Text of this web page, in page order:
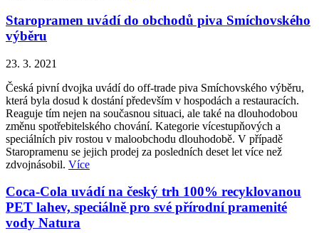
Staropramen uvádí do obchodů piva Smíchovského
výběru
23. 3. 2021
Česká pivní dvojka uvádí do off-trade piva Smíchovského výběru,
která byla dosud k dostání především v hospodách a restauracích.
Reaguje tím nejen na současnou situaci, ale také na dlouhodobou
změnu spotřebitelského chování. Kategorie vícestupňových a
speciálních piv rostou v maloobchodu dlouhodobě. V případě
Staropramenu se jejich prodej za posledních deset let více než
zdvojnásobil. Více
Coca-Cola uvádí na český trh 100% recyklovanou
PET lahev, speciálně pro své přírodní pramenité
vody Natura